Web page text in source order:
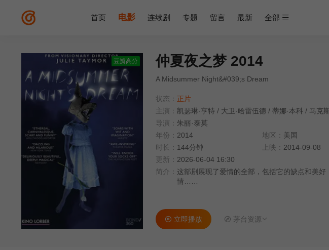
首页 电影 连续剧 专题 留言 最新 全部
豆瓣高分 仲夏夜之梦 2014
A Midsummer Night&#039;s Dream
状态： 正片
主演： 凯瑟琳·亨特 / 大卫·哈雷伍德 / 蒂娜·本科 / 马克
导演： 朱丽·泰莫
年份： 2014 地区： 美国
时长： 144分钟 上映： 2014-09-08
更新： 2026-06-04 16:30
简介： 这部剧展现了爱情的全部，包括它的缺点和美
情……
立即播放 茅台资源